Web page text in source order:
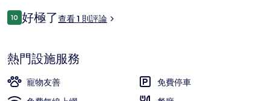
片
集
評
論
1010 分，滿分 10 分，
好極了查看 1 則評論
熱門設施服務
寵物友善
免費停車